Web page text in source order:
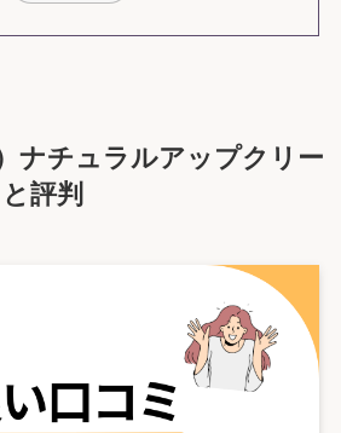
ナチュラルアップクリー
評判